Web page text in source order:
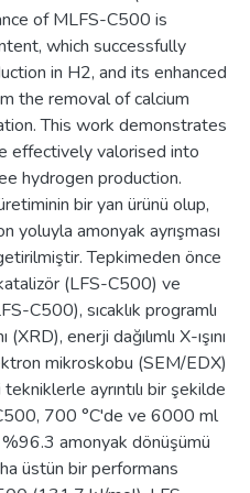
of MLFS-C500 is
which successfully
in H2, and its enhanced
the removal of calcium
This work demonstrates
effectively valorised into
hydrogen production.
bir yan ürünü olup,
yoluyla amonyak ayrışması
Tepkimeden önce
(LFS-C500) ve
C500), sıcaklık programlı
(XRD), enerji dağılımlı X-ışını
mikroskobu (SEM/EDX)
tekniklerle ayrıntılı bir şekilde
700 °C'de ve 6000 ml
amonyak dönüşümü
üstün bir performans